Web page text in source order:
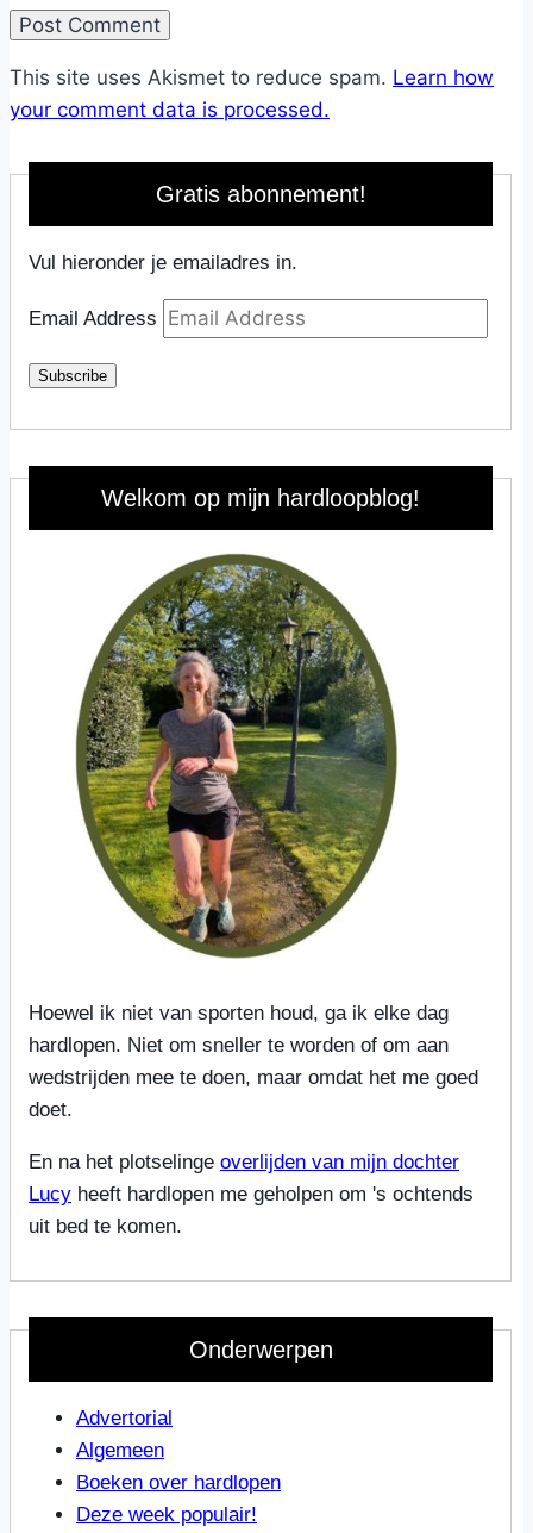
This site uses Akismet to reduce spam. Learn how
your comment data is processed.
Gratis abonnement!
Vul hieronder je emailadres in.
Email Address
Subscribe
Welkom op mijn hardloopblog!
Hoewel ik niet van sporten houd, ga ik elke dag
hardlopen. Niet om sneller te worden of om aan
wedstrijden mee te doen, maar omdat het me goed
doet.
En na het plotselinge overlijden van mijn dochter
Lucy heeft hardlopen me geholpen om 's ochtends
uit bed te komen.
Onderwerpen
Advertorial
Algemeen
Boeken over hardlopen
Deze week populair!